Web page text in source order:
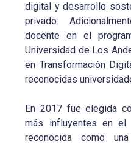
digital y desarrollo
privado.
docente en el
Universidad de Los
en Transformación
reconocidas
En 2017 fue elegida
más influyentes en el
reconocida como